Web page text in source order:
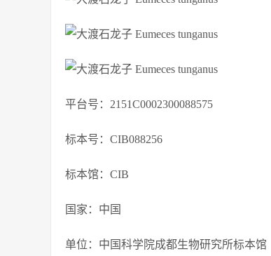
平台号：2151C0002300088575
标本号：CIB088256
标本馆：CIB
国家：中国
单位：中国科学院成都生物研究所标本馆